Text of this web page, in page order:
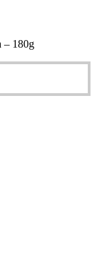
– 180g